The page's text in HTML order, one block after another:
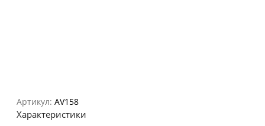
Артикул: AV158
Характеристики